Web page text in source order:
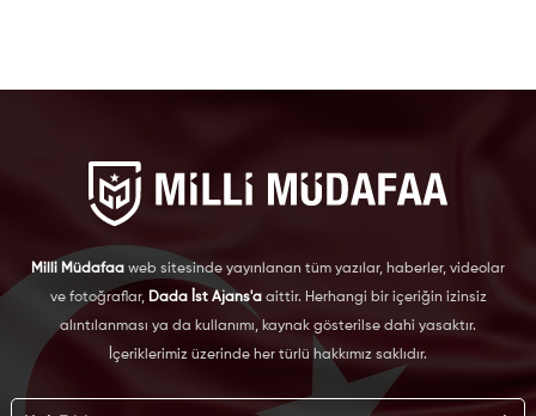
Milli Müdafaa web sitesinde yayınlanan tüm yazılar, haberler, videolar
ve fotoğraflar, Dada İst Ajans'aaittir. Herhangi bir içeriğin izinsiz
alıntılanması ya da kullanımı, kaynak gösterilse dahi yasaktır.
İçeriklerimiz üzerinde her türlü hakkımız saklıdır.